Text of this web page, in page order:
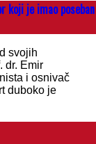
koji je imao poseban
svojih
dr. Emir
i osnivač
duboko je